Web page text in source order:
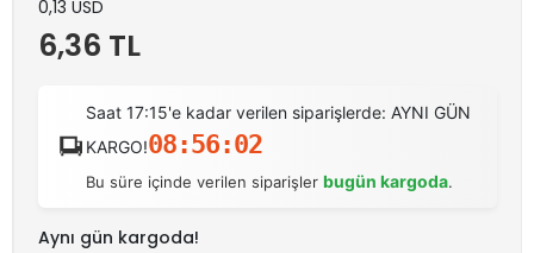
0,13 USD
6,36 TL
Saat 17:15'e kadar verilen siparişlerde: AYNI GÜN
KARGO!08:56:02
Bu süre içinde verilen siparişler bugün kargoda.
Aynı gün kargoda!